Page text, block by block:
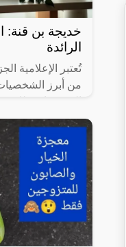
خديجة بن قنة:
الرائدة
تُعتبر الإعلامية
من أبرز
أن تبرز كأحد